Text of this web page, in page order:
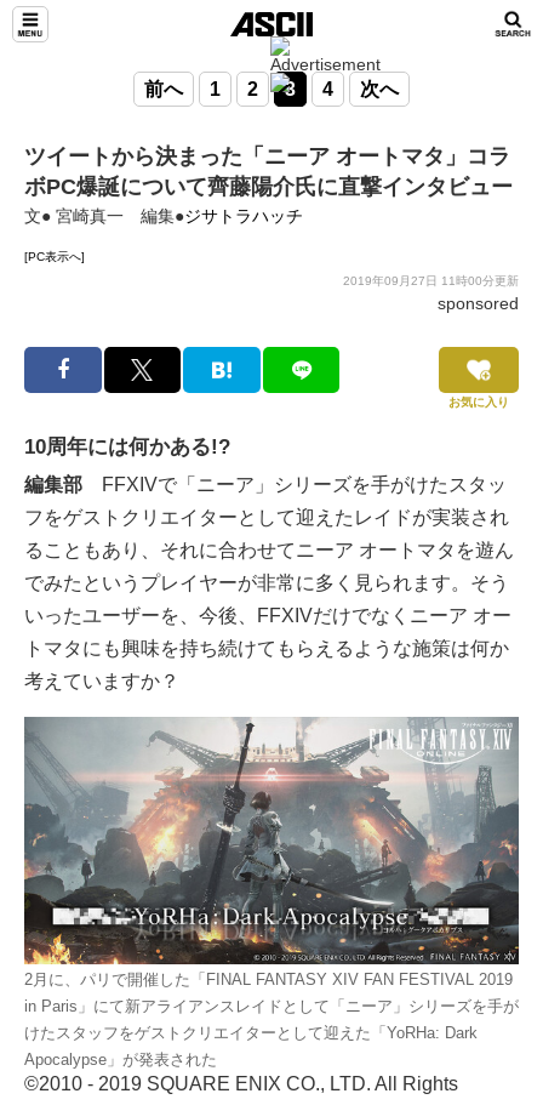
前へ 1 2 3 4 次へ
ツイートから決まった「ニーア オートマタ」コラ
ボPC爆誕について齊藤陽介氏に直撃インタビュー
文● 宮崎真一 編集●ジサトラハッチ
[PC表示へ]
2019年09月27日 11時00分更新
sponsored
お気に入り
10周年には何かある!?
編集部 FFXIVで「ニーア」シリーズを手がけたスタッ
フをゲストクリエイターとして迎えたレイドが実装され
ることもあり、それに合わせてニーア オートマタを遊ん
でみたというプレイヤーが非常に多く見られます。そう
いったユーザーを、今後、FFXIVだけでなくニーア オー
トマタにも興味を持ち続けてもらえるような施策は何か
考えていますか？
2月に、パリで開催した「FINAL FANTASY XIV FAN FESTIVAL 2019
in Paris」にて新アライアンスレイドとして「ニーア」シリーズを手が
けたスタッフをゲストクリエイターとして迎えた「YoRHa: Dark
Apocalypse」が発表された
©2010 - 2019 SQUARE ENIX CO., LTD. All Rights